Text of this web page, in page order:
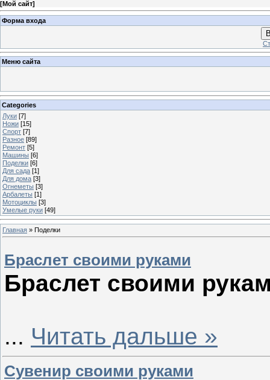
[Мой сайт]
Форма входа
Меню сайта
Categories
Луки [7]
Ножи [15]
Спорт [7]
Разное [89]
Ремонт [5]
Машины [6]
Поделки [6]
Для сада [1]
Для дома [3]
Огнеметы [3]
Арбалеты [1]
Мотоциклы [3]
Умелые руки [49]
Главная » Поделки
Браслет своими руками
Браслет своими
... Читать дальше »
Сувенир своими руками